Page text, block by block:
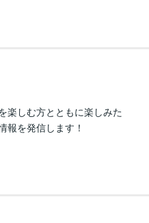
楽しむ方とともに楽しみた
報を発信します！